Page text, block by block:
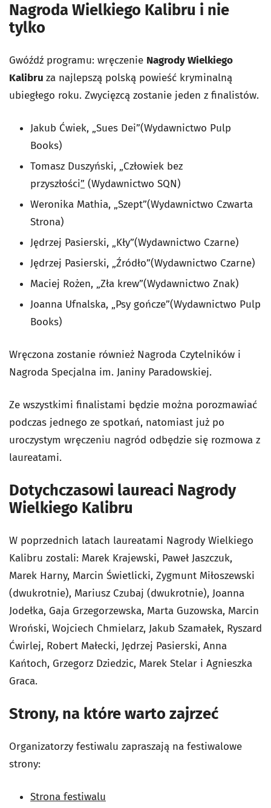
Nagroda Wielkiego Kalibru i nie
tylko
Gwóźdź programu: wręczenie Nagrody Wielkiego
Kalibru za najlepszą polską powieść kryminalną
ubiegłego roku. Zwycięzcą zostanie jeden z finalistów.
Jakub Ćwiek, „Sues Dei”(Wydawnictwo Pulp
Books)
Tomasz Duszyński, „Człowiek bez
przyszłości” (Wydawnictwo SQN)
Weronika Mathia, „Szept”(Wydawnictwo Czwarta
Strona)
Jędrzej Pasierski, „Kły”(Wydawnictwo Czarne)
Jędrzej Pasierski, „Źródło”(Wydawnictwo Czarne)
Maciej Rożen, „Zła krew”(Wydawnictwo Znak)
Joanna Ufnalska, „Psy gończe”(Wydawnictwo Pulp
Books)
Wręczona zostanie również Nagroda Czytelników i
Nagroda Specjalna im. Janiny Paradowskiej.
Ze wszystkimi finalistami będzie można porozmawiać
podczas jednego ze spotkań, natomiast już po
uroczystym wręczeniu nagród odbędzie się rozmowa z
laureatami.
Dotychczasowi laureaci Nagrody
Wielkiego Kalibru
W poprzednich latach laureatami Nagrody Wielkiego
Kalibru zostali: Marek Krajewski, Paweł Jaszczuk,
Marek Harny, Marcin Świetlicki, Zygmunt Miłoszewski
(dwukrotnie), Mariusz Czubaj (dwukrotnie), Joanna
Jodełka, Gaja Grzegorzewska, Marta Guzowska, Marcin
Wroński, Wojciech Chmielarz, Jakub Szamałek, Ryszard
Ćwirlej, Robert Małecki, Jędrzej Pasierski, Anna
Kańtoch, Grzegorz Dziedzic, Marek Stelar i Agnieszka
Graca.
Strony, na które warto zajrzeć
Organizatorzy festiwalu zapraszają na festiwalowe
strony:
Strona festiwalu